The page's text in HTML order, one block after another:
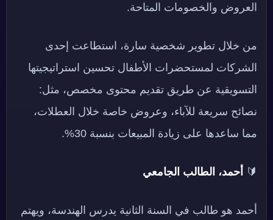
العروض والخصومات المتاحة.
من خلال تطوير شخصية سارة، استطاعت إحدى
الشركات لمستحضرات الأطفال تحسين استراتيجيتها
التسويقية عن طريق تقديم محتوى مخصص، مثل:
نصائح سريعة للآباء، وعروض خاصة خلال العطلات،
مما ساعدها على زيادة المبيعات بنسبة 30%.
🔰 أحمد، الطالب الجامعي
أحمد هو طالب في السنة الثانية يدرس الهندسة، ويهتم